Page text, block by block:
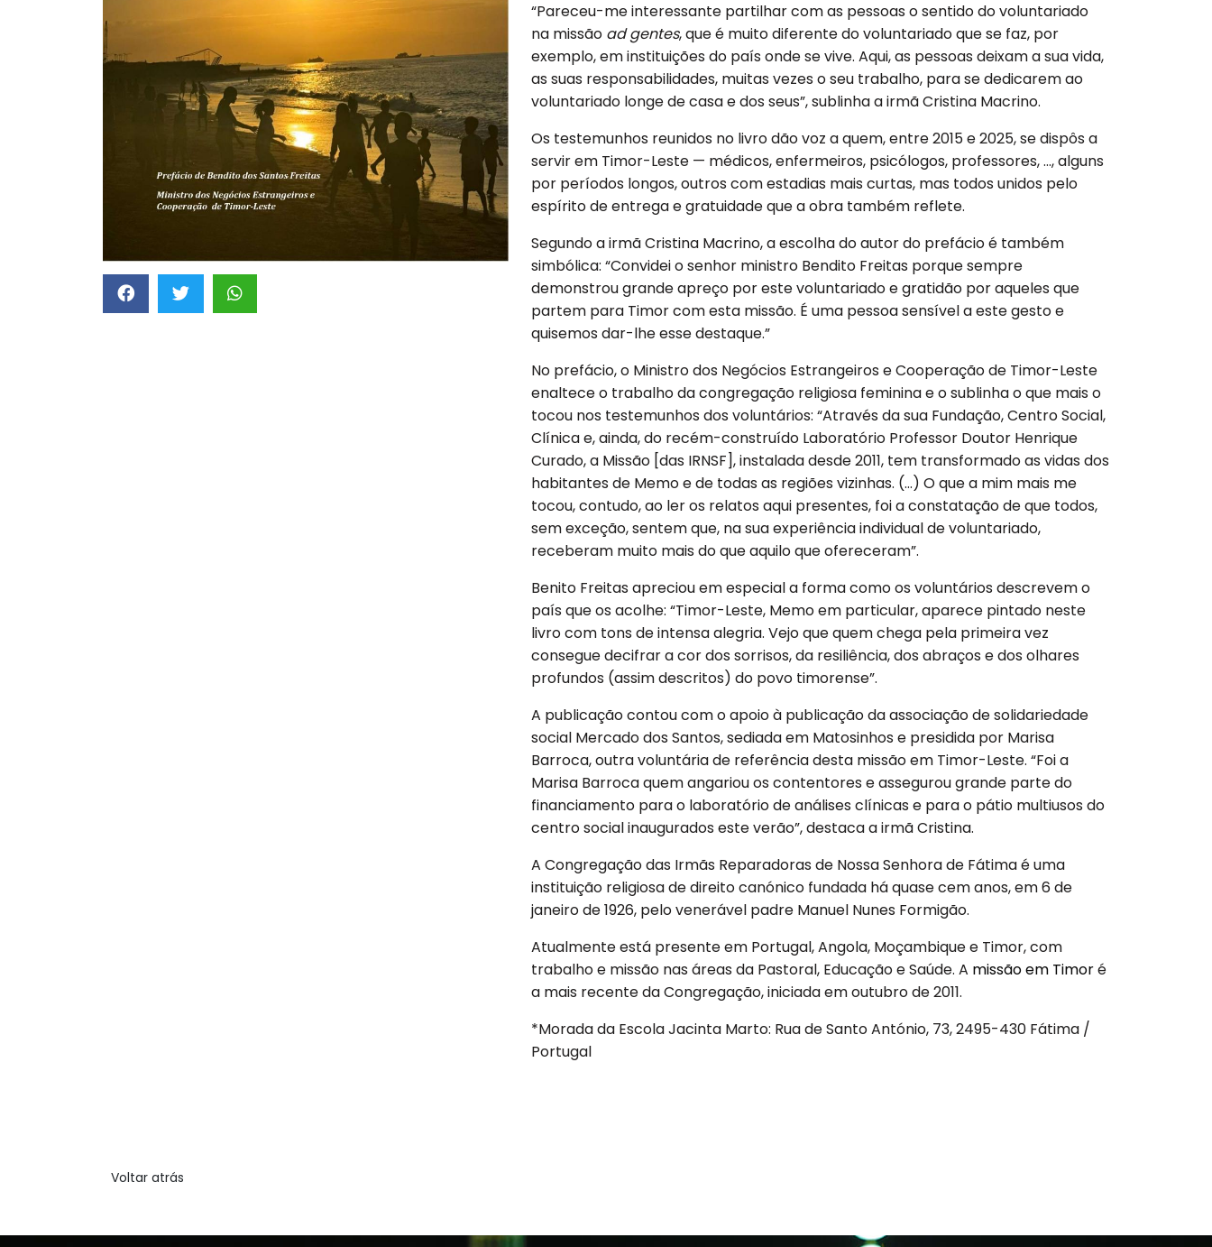
“Pareceu-me interessante partilhar com as pessoas o sentido do voluntariado
na missão ad gentes, que é muito diferente do voluntariado que se faz, por
exemplo, em instituições do país onde se vive. Aqui, as pessoas deixam a sua vida,
as suas responsabilidades, muitas vezes o seu trabalho, para se dedicarem ao
voluntariado longe de casa e dos seus”, sublinha a irmã Cristina Macrino.
Os testemunhos reunidos no livro dão voz a quem, entre 2015 e 2025, se dispôs a
servir em Timor-Leste — médicos, enfermeiros, psicólogos, professores, …, alguns
por períodos longos, outros com estadias mais curtas, mas todos unidos pelo
espírito de entrega e gratuidade que a obra também reflete.
Segundo a irmã Cristina Macrino, a escolha do autor do prefácio é também
simbólica: “Convidei o senhor ministro Bendito Freitas porque sempre
demonstrou grande apreço por este voluntariado e gratidão por aqueles que
partem para Timor com esta missão. É uma pessoa sensível a este gesto e
quisemos dar-lhe esse destaque.”
No prefácio, o Ministro dos Negócios Estrangeiros e Cooperação de Timor-Leste
enaltece o trabalho da congregação religiosa feminina e o sublinha o que mais o
tocou nos testemunhos dos voluntários: “Através da sua Fundação, Centro Social,
Clínica e, ainda, do recém-construído Laboratório Professor Doutor Henrique
Curado, a Missão [das IRNSF], instalada desde 2011, tem transformado as vidas dos
habitantes de Memo e de todas as regiões vizinhas. (…) O que a mim mais me
tocou, contudo, ao ler os relatos aqui presentes, foi a constatação de que todos,
sem exceção, sentem que, na sua experiência individual de voluntariado,
receberam muito mais do que aquilo que ofereceram”.
Benito Freitas apreciou em especial a forma como os voluntários descrevem o
país que os acolhe: “Timor-Leste, Memo em particular, aparece pintado neste
livro com tons de intensa alegria. Vejo que quem chega pela primeira vez
consegue decifrar a cor dos sorrisos, da resiliência, dos abraços e dos olhares
profundos (assim descritos) do povo timorense”.
A publicação contou com o apoio à publicação da associação de solidariedade
social Mercado dos Santos, sediada em Matosinhos e presidida por Marisa
Barroca, outra voluntária de referência desta missão em Timor-Leste. “Foi a
Marisa Barroca quem angariou os contentores e assegurou grande parte do
financiamento para o laboratório de análises clínicas e para o pátio multiusos do
centro social inaugurados este verão”, destaca a irmã Cristina.
A Congregação das Irmãs Reparadoras de Nossa Senhora de Fátimaé uma
instituição religiosa de direito canónico fundada há quase cem anos, em 6 de
janeiro de 1926, pelo venerável padre Manuel Nunes Formigão.
Atualmente está presente em Portugal, Angola, Moçambique e Timor, com
trabalho e missão nas áreas da Pastoral, Educação e Saúde. A missão em Timoré
a mais recente da Congregação, iniciada em outubro de 2011.
*Morada da Escola Jacinta Marto: Rua de Santo António, 73, 2495-430 Fátima /
Portugal
Voltar atrás